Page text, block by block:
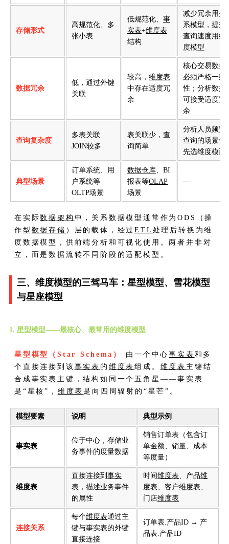
存储形式
高规范化、多
张小表
低规范化、 事
实表+维度表
结构
减少冗余用关
系模型，提升
查询速度用维
度模型
数据冗余
低，通过外键
关联
较高， 维度表
中存在适度冗
余
核心交易数据
必须严格一致
性；分析数据
可接受适度冗
余
查询复杂度
多表关联
JOIN较多
表关联少，查
询简单
分析人员频繁
查询的场景优
先选维度模型
典型场景
订单系统、用
户系统等
OLTP场景
数据仓库、BI
报表等OLAP
场景
—
在实际数据架构 中，关系数据模型通常作为ODS（操
作型 数据存储 ）层的载体，经过ETL 处理后转换为维
度数据模型，供前端分析和可视化使用。两者并非对
立，而是数据流转不同阶段的适配模型。
三、维度模型的三驾马车：星型模型、雪花模型
与星座模型
1. 星型模型——最核心、最常用的维度模型
星型模型（Star Schema） 由一个中心事实表 和多
个直接连接到该 事实表 的 维度表组成。 维度表 主键结
合成 事实表 主键，结构如同一个五角星——事实表
是“星核”， 维度表是向四周辐射的“星芒”。
模型要素 说明 典型示例
事实表
位于中心，存储业
务事件的度量数据
销售订单表（包含订
单金额、销量、成本
等度量）
维度表
直接连接到 事实
表 ，描述业务事件
的属性
时间维度表、产品维
度表、客户维度表、
门店维度表
连接关系
每个维度表通过主
键与事实表的外键
直接连接
订单表.产品ID → 产
品表.产品ID